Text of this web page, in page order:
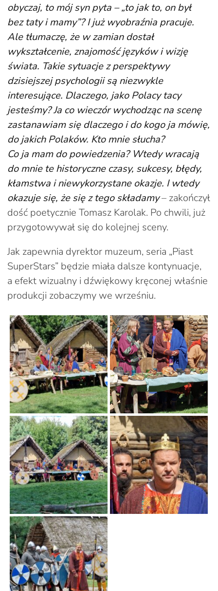
obyczaj, to mój syn pyta – „to jak to, on był
bez taty i mamy”? I już wyobraźnia pracuje.
Ale tłumaczę, że w zamian dostał
wykształcenie, znajomość języków i wizję
świata. Takie sytuacje z perspektywy
dzisiejszej psychologii są niezwykle
interesujące. Dlaczego, jako Polacy tacy
jesteśmy? Ja co wieczór wychodząc na scenę
zastanawiam się dlaczego i do kogo ja mówię,
do jakich Polaków. Kto mnie słucha?
Co ja mam do powiedzenia? Wtedy wracają
do mnie te historyczne czasy, sukcesy, błędy,
kłamstwa i niewykorzystane okazje. I wtedy
okazuje się, że się z tego składamy– zakończył
dość poetycznie Tomasz Karolak. Po chwili, już
przygotowywał się do kolejnej sceny.
Jak zapewnia dyrektor muzeum, seria „Piast
SuperStars” będzie miała dalsze kontynuacje,
a efekt wizualny i dźwiękowy kręconej właśnie
produkcji zobaczymy we wrześniu.